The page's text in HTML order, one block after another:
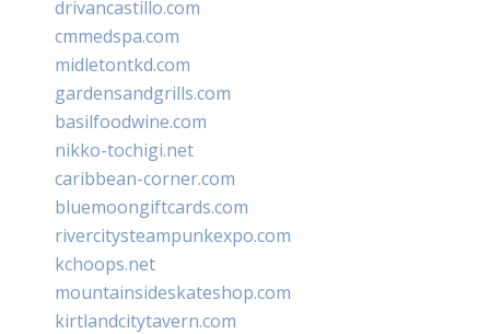
drivancastillo.com
cmmedspa.com
midletontkd.com
gardensandgrills.com
basilfoodwine.com
nikko-tochigi.net
caribbean-corner.com
bluemoongiftcards.com
rivercitysteampunkexpo.com
kchoops.net
mountainsideskateshop.com
kirtlandcitytavern.com